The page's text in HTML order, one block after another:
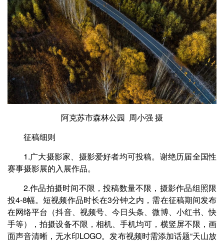
阿克苏市森林公园 周小强 摄
征稿细则
1.广大摄影家、摄影爱好者均可投稿。谢绝历届全国性
赛事摄影展的入展作品。
2.作品拍摄时间不限，投稿数量不限，摄影作品组照限
投4-8幅。短视频作品时长在3分钟之内，需在征稿期间发布
在网络平台（抖音、视频号、今日头条、微博、小红书、快
手等），拍摄设备不限，相机、手机均可，横竖屏不限，画
面声音清晰，无水印LOGO。发布视频时需添加话题“天山放